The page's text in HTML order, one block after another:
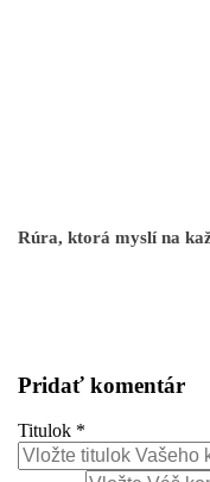
Rúra, ktorá myslí na
Pridať komentár
Titulok *